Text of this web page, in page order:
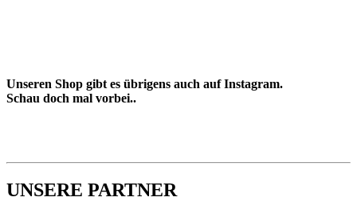
Unseren Shop gibt es übrigens auch auf Instagram.
Schau doch mal vorbei..
UNSERE PARTNER